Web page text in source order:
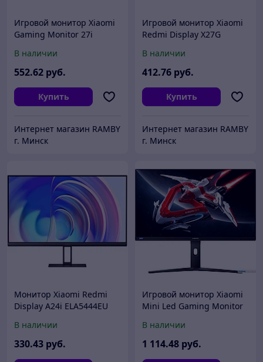
Игровой монитор Xiaomi
Gaming Monitor 27i
(международная версия)
В наличии
552.62 руб.
Купить
Интернет магазин RAMBY
г. Минск
Игровой монитор Xiaomi
Redmi Display X27G
версия)
В наличии
412.76 руб.
Купить
Интернет магазин RAMBY
г. Минск
Монитор Xiaomi Redmi
Display A24i ELA5444EU
В наличии
330.43 руб.
Игровой монитор Xiaomi
Mini Led Gaming Monitor
(международная версия)
В наличии
1 114.48 руб.